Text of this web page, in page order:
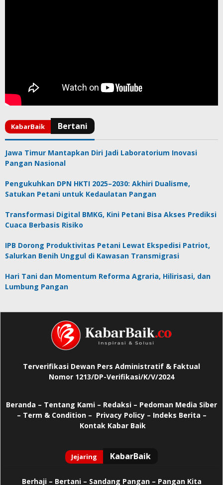
Jawa Timur Mantapkan Diri Jadi Laboratorium Inovasi
Pangan Nasional
Pengukuhkan DPN HKTI 2025–2030: Akhiri Dualisme,
Satukan Petani untuk Kedaulatan Pangan
Transformasi Digital BMKG, Kini Petani Bisa Akses Prediksi
Cuaca Berbasis Risiko
IPB Dorong Produktivitas Petani Lewat Ekspedisi Patriot,
Salurkan Benih Unggul di Kawasan Transmigrasi
Hari Tani dan Momentum Reforma Agraria, Hilirisasi, dan
Lumbung Pangan
Terverifikasi Dewan Pers Administratif & Faktual
Nomor 1213/DP-Verifikasi/K/V/2024
Beranda – Tentang Kami – Redaksi – Pedoman Media Siber
– Term & Condition – Privacy Policy– Indeks Berita –
Kontak Kabar Baik
Berhaji– Bertani – Sandang Pangan – Pangan Kita